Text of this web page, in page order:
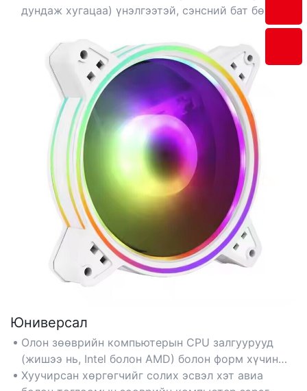
дундаж хугацаа) үнэлгээтэй, сэнсний бат бөх
эрхээр ашиглаарай.
Юниверсал
Олон зөөврийн компьютерын CPU залгуурууд
(жишээ нь, Intel болон AMD) болон форм хүчин
зүйлүүдтэй нийцтэй тул төхөөрөмжүүдийн
Хуучирсан хөргөгчийг солих эсвэл хэт авиа